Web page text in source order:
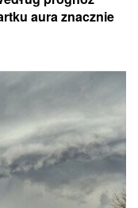
aura znacznie